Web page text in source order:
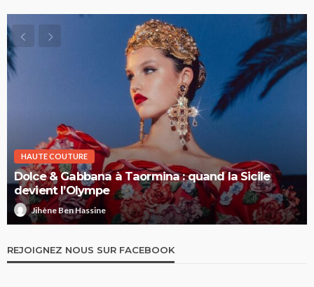
HAUTE COUTURE
Dolce & Gabbana à Taormina : quand la Sicile
devient l’Olympe
Jihène Ben Hassine
REJOIGNEZ NOUS SUR FACEBOOK